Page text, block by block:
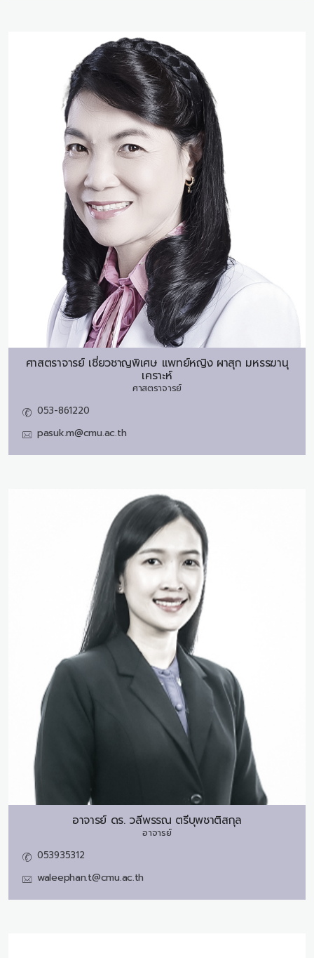
ศาสตราจารย์ เชี่ยวชาญพิเศษ แพทย์หญิง ผาสุก มหรรฆานุ
เคราะห์
ศาสตราจารย์
053-861220
pasuk.m@cmu.ac.th
อาจารย์ ดร. วลีพรรณ ตรีบุพชาติสกุล
อาจารย์
053935312
waleephan.t@cmu.ac.th